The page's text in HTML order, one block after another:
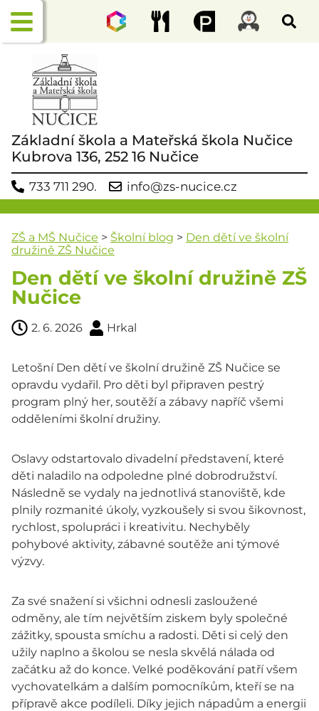
Základní škola a Mateřská škola Nučice
Kubrova 136, 252 16 Nučice
733 711 290. info@zs-nucice.cz
ZŠ a MŠ Nučice > Školní blog > Den dětí ve školní
družině ZŠ Nučice
Den dětí ve školní družině ZŠ
Nučice
2. 6. 2026 Hrkal
Letošní Den dětí ve školní družině ZŠ Nučice se
opravdu vydařil. Pro děti byl připraven pestrý
program plný her, soutěží a zábavy napříč všemi
odděleními školní družiny.
Oslavy odstartovalo divadelní představení, které
děti naladilo na odpoledne plné dobrodružství.
Následně se vydaly na jednotlivá stanoviště, kde
plnily rozmanité úkoly, vyzkoušely si svou šikovnost,
rychlost, spolupráci i kreativitu. Nechyběly
pohybové aktivity, zábavné soutěže ani týmové
výzvy.
Za své snažení si všichni odnesli zasloužené
odměny, ale tím největším ziskem byly společné
zážitky, spousta smíchu a radosti. Děti si celý den
užily naplno a školou se nesla skvělá nálada od
začátku až do konce. Velké poděkování patří všem
vychovatelkám a dalším pomocníkům, kteří se na
přípravě akce podíleli. Díky jejich nápadům a energii